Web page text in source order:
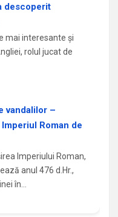
descoperit
mai interesante și
rolul jucat de
vandalilor –
Roman de
Imperiului Roman,
anul 476 d.Hr.,
în…